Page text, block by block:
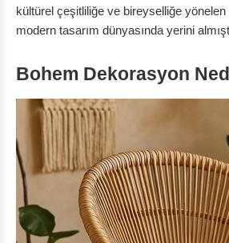
kültürel çeşitliliğe ve bireyselliğe yönelen
modern tasarım dünyasında yerini
Bohem Dekorasyon